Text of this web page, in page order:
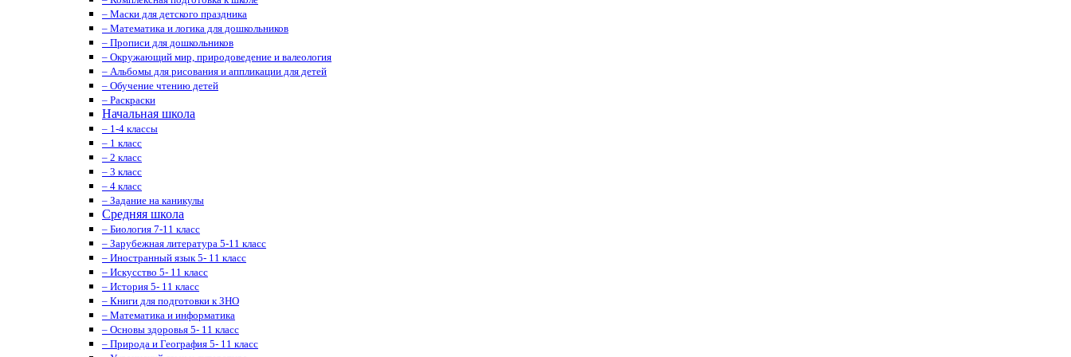
– Маски для детского праздника
– Математика и логика для дошкольников
– Прописи для дошкольников
– Окружающий мир, природоведение и валеология
– Альбомы для рисования и аппликации для детей
– Обучение чтению детей
– Раскраски
Начальная школа
– 1-4 классы
– 1 класс
– 2 класс
– 3 класс
– 4 класс
– Задание на каникулы
Средняя школа
– Биология 7-11 класс
– Зарубежная литература 5-11 класс
– Иностранный язык 5- 11 класс
– Искусство 5- 11 класс
– История 5- 11 класс
– Книги для подготовки к ЗНО
– Математика и информатика
– Основы здоровья 5- 11 класс
– Природа и География 5- 11 класс